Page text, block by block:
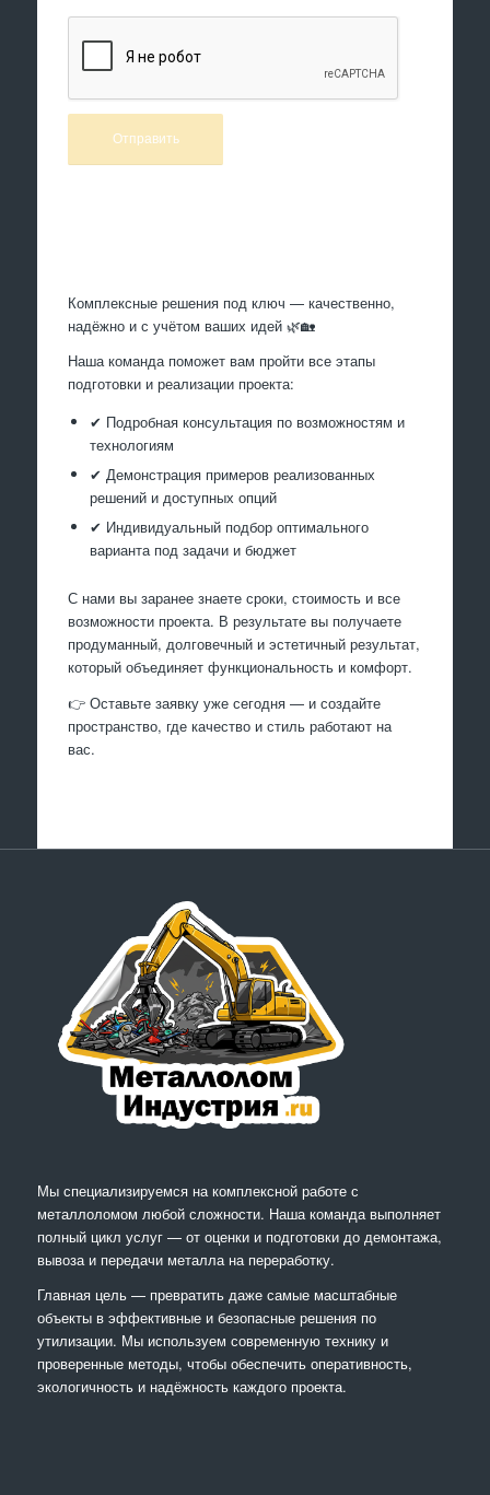
Комплексные решения под ключ — качественно,
надёжно и с учётом ваших идей 🌿🏡
Наша команда поможет вам пройти все этапы
подготовки и реализации проекта:
✔ Подробная консультация по возможностям и
технологиям
✔ Демонстрация примеров реализованных
решений и доступных опций
✔ Индивидуальный подбор оптимального
варианта под задачи и бюджет
С нами вы заранее знаете сроки, стоимость и все
возможности проекта. В результате вы получаете
продуманный, долговечный и эстетичный результат,
который объединяет функциональность и комфорт.
👉 Оставьте заявку уже сегодня — и создайте
пространство, где качество и стиль работают на
вас.
Мы специализируемся на комплексной работе с
металлоломом любой сложности. Наша команда выполняет
полный цикл услуг — от оценки и подготовки до демонтажа,
вывоза и передачи металла на переработку.
Главная цель — превратить даже самые масштабные
объекты в эффективные и безопасные решения по
утилизации. Мы используем современную технику и
проверенные методы, чтобы обеспечить оперативность,
экологичность и надёжность каждого проекта.